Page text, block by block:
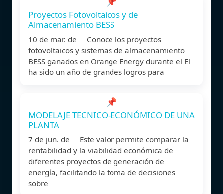
Proyectos Fotovoltaicos y de
Almacenamiento BESS
10 de mar. de Conoce los proyectos
fotovoltaicos y sistemas de almacenamiento
BESS ganados en Orange Energy durante el El
ha sido un año de grandes logros para
📌
MODELAJE TECNICO-ECONÓMICO DE UNA
PLANTA
7 de jun. de Este valor permite comparar la
rentabilidad y la viabilidad económica de
diferentes proyectos de generación de
energía, facilitando la toma de decisiones
sobre